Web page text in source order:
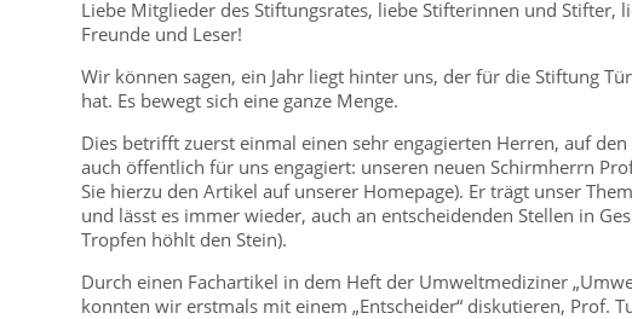
Liebe Mitglieder des Stiftungsrates, liebe Stifterinnen und Stifter,
Freunde und Leser!
Wir können sagen, ein Jahr liegt hinter uns, der für die Stiftung
hat. Es bewegt sich eine ganze Menge.
Dies betrifft zuerst einmal einen sehr engagierten Herren, auf
auch öffentlich für uns engagiert: unseren neuen Schirmherrn
Sie hierzu den Artikel auf unserer Homepage). Er trägt unser
und lässt es immer wieder, auch an entscheidenden Stellen in
Tropfen höhlt den Stein).
Durch einen Fachartikel in dem Heft der Umweltmediziner
konnten wir erstmals mit einem „Entscheider“ diskutieren, Prof.